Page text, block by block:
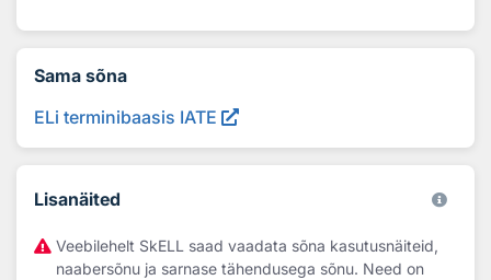
Sama sõna
ELi terminibaasis IATE
Lisanäited
Veebilehelt SkELL saad vaadata sõna kasutusnäiteid,
naabersõnu ja sarnase tähendusega sõnu. Need on